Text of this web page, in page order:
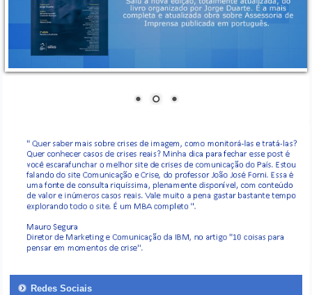
Redes Sociais